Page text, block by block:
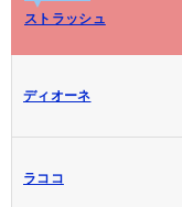
ストラッシュ
ディオーネ
ラココ